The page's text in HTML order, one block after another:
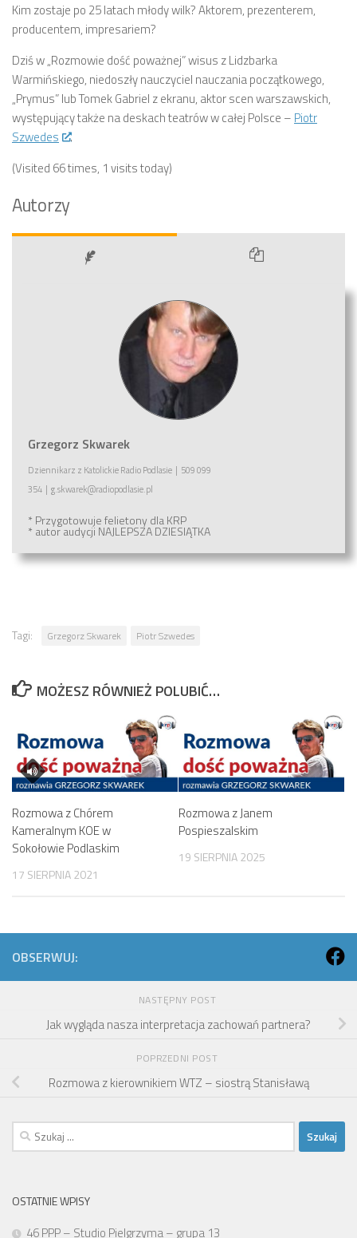
Kim zostaje po 25 latach młody wilk? Aktorem, prezenterem,
producentem, impresariem?
Dziś w „Rozmowie dość poważnej” wisus z Lidzbarka
Warmińskiego, niedoszły nauczyciel nauczania początkowego,
„Prymus” lub Tomek Gabriel z ekranu, aktor scen warszawskich,
występujący także na deskach teatrów w całej Polsce – Piotr
Szwedes
.
(Visited 66 times, 1 visits today)
Autorzy
Grzegorz Skwarek
Dziennikarz z Katolickie Radio Podlasie | 509 099
354 | g.skwarek@radiopodlasie.pl
* Przygotowuje felietony dla KRP
* autor audycji NAJLEPSZA DZIESIĄTKA
Tagi: Grzegorz Skwarek Piotr Szwedes
MOŻESZ RÓWNIEŻ POLUBIĆ…
Rozmowa z Chórem
Kameralnym KOE w
Sokołowie Podlaskim
17 SIERPNIA 2021
Rozmowa z Janem
Pospieszalskim
19 SIERPNIA 2025
OBSERWUJ:
NASTĘPNY POST
Jak wygląda nasza interpretacja zachowań partnera?
POPRZEDNI POST
Rozmowa z kierownikiem WTZ – siostrą Stanisławą
Szukaj:
OSTATNIE WPISY
46 PPP – Studio Pielgrzyma – grupa 13